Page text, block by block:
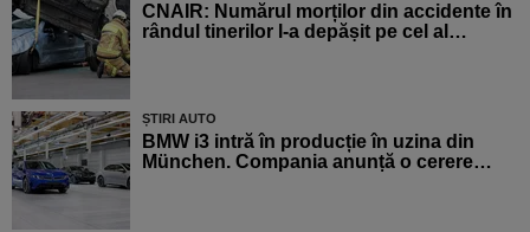
CNAIR: Numărul morților din accidente în
rândul tinerilor l-a depășit pe cel al…
ȘTIRI AUTO
BMW i3 intră în producție în uzina din
München. Compania anunță o cerere…